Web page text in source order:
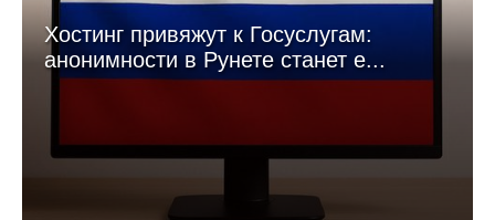
Хостинг привяжут к Госуслугам:
анонимности в Рунете станет е...